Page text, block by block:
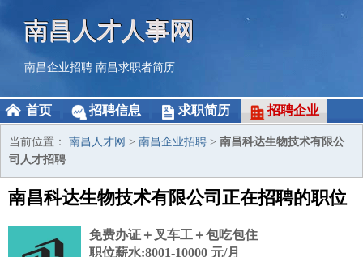
南昌人才人事网
南昌企业招聘 南昌求职者简历
首页 招聘信息 求职简历 招聘企业
当前位置： 南昌人才网 > 南昌企业招聘 > 南昌科达生物技术有限公
司人才招聘
南昌科达生物技术有限公司正在招聘的职位
免费办证＋叉车工＋包吃包住
职位薪水:8001-10000 元/月